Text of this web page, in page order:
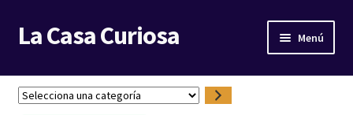
Ir
a
navegación
Ir
al
La Casa Curiosa Menú
LIBRERÍA
S
e